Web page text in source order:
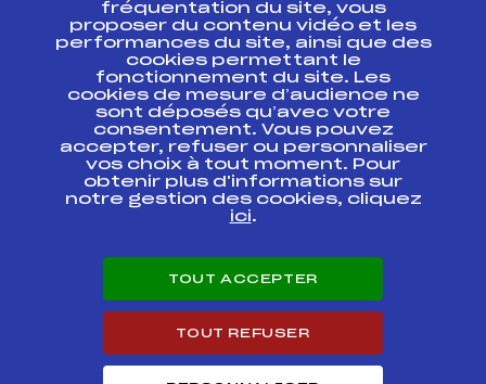
Ressources
Pass’Neige
Projet sportif fédéral
Projet de performance fédéral
Antidopage
Pôle Développement, Formation, Suivi
Scientifique
Listes ministérielles
Pôle vie de l’athlète
Carrières
fréquentation du site, vous
proposer du contenu vidéo et les
performances du site, ainsi que des
cookies permettant le
fonctionnement du site. Les
cookies de mesure d’audience ne
sont déposés qu’avec votre
consentement. Vous pouvez
accepter, refuser ou personnaliser
vos choix à tout moment. Pour
obtenir plus d'informations sur
notre gestion des cookies, cliquez
ici.
TOUT ACCEPTER
TOUT REFUSER